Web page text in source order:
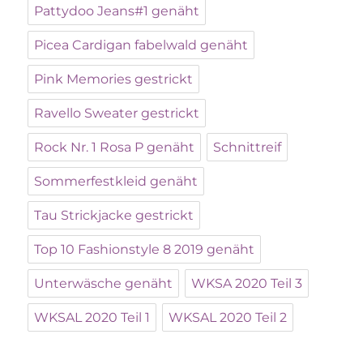
Pattydoo Jeans#1 genäht
Picea Cardigan fabelwald genäht
Pink Memories gestrickt
Ravello Sweater gestrickt
Rock Nr. 1 Rosa P genäht Schnittreif
Sommerfestkleid genäht
Tau Strickjacke gestrickt
Top 10 Fashionstyle 8 2019 genäht
Unterwäsche genäht WKSA 2020 Teil 3
WKSAL 2020 Teil 1 WKSAL 2020 Teil 2